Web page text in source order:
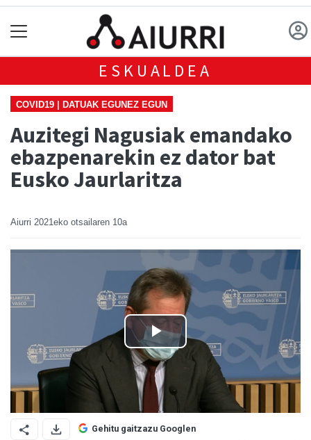
ESKUALDEA
COVID19 | DATUAK EGUNEZ EGUN
Auzitegi Nagusiak emandako
ebazpenarekin ez dator bat
Eusko Jaurlaritza
Aiurri 2021eko otsailaren 10a
Gehitu gaitzazu Googlen